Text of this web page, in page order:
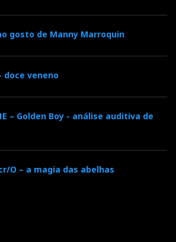
gosto de Manny Marroquin
doce veneno
– Golden Boy - análise auditiva de
O – a magia das abelhas